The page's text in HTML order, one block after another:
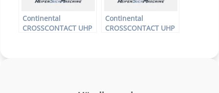
Continental
CROSSCONTACT UHP
Continental
CROSSCONTACT UHP